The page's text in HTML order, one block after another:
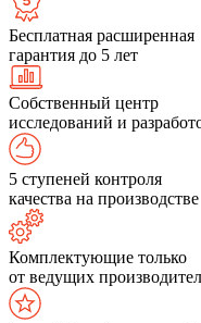
Бесплатная расширенная
гарантия до 5 лет
Собственный центр
исследований и
5 ступеней контроля
качества на производстве
Комплектующие только
от ведущих